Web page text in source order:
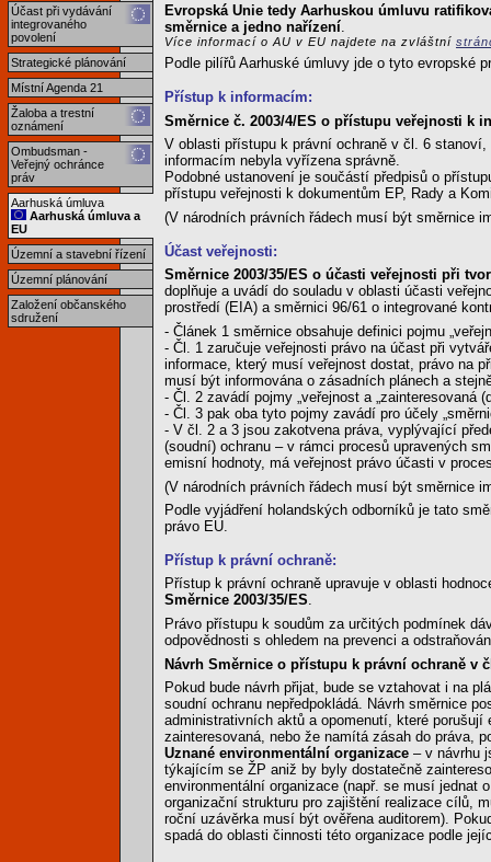
Účast při vydávání
integrovaného
povolení
Strategické plánování
Místní Agenda 21
Žaloba a trestní
oznámení
Ombudsman -
Veřejný ochránce
práv
Aarhuská úmluva
Aarhuská úmluva a
EU
Územní a stavební řízení
Územní plánování
Založení občanského
sdružení
Evropská Unie tedy Aarhuskou úmluvu
směrnice a jedno nařízení
Více informací o AU v EU najdete na zvláštní
Podle pilířů Aarhuské úmluvy jde o tyto evropské
Přístup k informacím:
Směrnice č. 2003/4/ES o přístupu veřejnosti k
V oblasti přístupu k právní ochraně v čl. 6
informacím nebyla vyřízena správně.
Podobné ustanovení je součástí předpisů o
přístupu veřejnosti k dokumentům EP, Rady a
(V národních právních řádech musí být směrnice
Účast veřejnosti:
Směrnice 2003/35/ES o účasti veřejnosti při
doplňuje a uvádí do souladu v oblasti účasti
prostředí (EIA) a směrnici 96/61 o integrované
- Článek 1 směrnice obsahuje definici pojmu
- Čl. 1 zaručuje veřejnosti právo na účast při
informace, který musí veřejnost dostat, právo na
musí být informována o zásadních plánech a
- Čl. 2 zavádí pojmy „veřejnost a „zainteresovaná
- Čl. 3 pak oba tyto pojmy zavádí pro účely
- V čl. 2 a 3 jsou zakotvena práva, vyplývající
(soudní) ochranu – v rámci procesů upravených
emisní hodnoty, má veřejnost právo účasti v
(V národních právních řádech musí být směrnice
Podle vyjádření holandských odborníků je tato
právo EU.
Přístup k právní ochraně:
Přístup k právní ochraně upravuje v oblasti
Směrnice 2003/35/ES.
Právo přístupu k soudům za určitých podmínek
odpovědnosti s ohledem na prevenci a
Návrh Směrnice o přístupu k právní ochraně v
Pokud bude návrh přijat, bude se vztahovat i na
soudní ochranu nepředpokládá. Návrh směrnice
administrativních aktů a opomenutí, které
zainteresovaná, nebo že namítá zásah do práva,
Uznané environmentální organizace – v návrhu
týkajícím se ŽP aniž by byly dostatečně
environmentální organizace (např. se musí
organizační strukturu pro zajištění realizace cílů,
roční uzávěrka musí být ověřena auditorem).
spadá do oblasti činnosti této organizace podle